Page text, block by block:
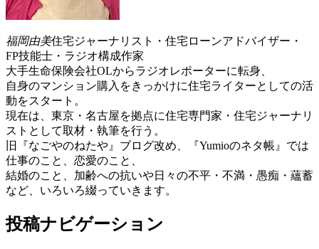
福岡由美住宅ジャーナリスト・住宅ローンアドバイザー・
FP技能士・ラジオ構成作家
大手生命保険会社OLからラジオレポーターに転身、
自身のマンション購入をきっかけに住宅ライターとしての活
動をスタート。
現在は、東京・名古屋を拠点に住宅専門家・住宅ジャーナリ
ストとして取材・執筆を行う。
旧『なごやのねたや』ブログ改め、『Yumioのネタ帳』では
仕事のこと、恋愛のこと、
結婚のこと、加齢への抗いや日々の不平・不満・愚痴・蘊蓄
など、いろいろ綴っていきます。
投稿ナビゲーション